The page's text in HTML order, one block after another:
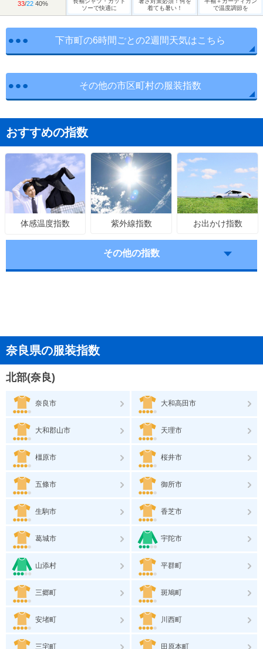
33/22 40%
ソーで快適に
着ても暑い！
で温度調節を
下市町の6時間ごとの2週間天気はこちら
その他の市区町村の服装指数
おすすめの指数
体感温度指数 紫外線指数 お出かけ指数
その他の指数
奈良県の服装指数
北部(奈良)
奈良市 大和高田市
大和郡山市 天理市
橿原市 桜井市
五條市 御所市
生駒市 香芝市
葛城市 宇陀市
山添村 平群町
三郷町 斑鳩町
安堵町 川西町
三宅町 田原本町